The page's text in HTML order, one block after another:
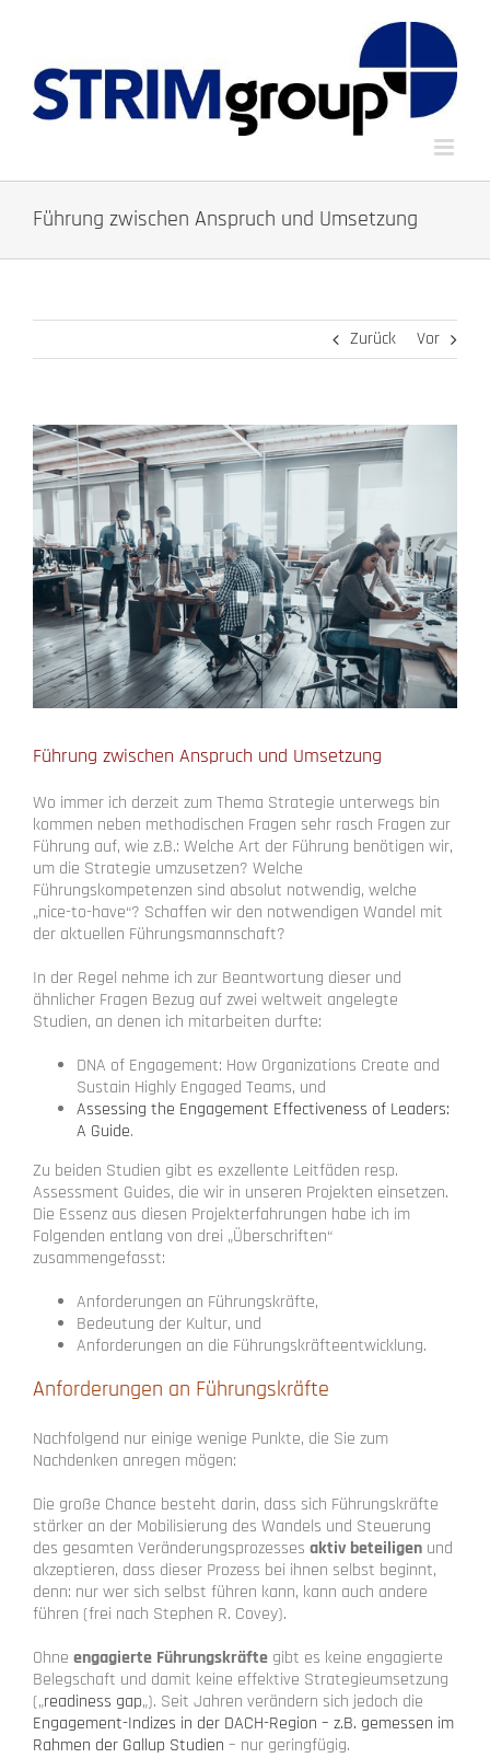
Führung zwischen Anspruch und Umsetzung
Zurück Vor
Führung zwischen Anspruch und Umsetzung
Wo immer ich derzeit zum Thema Strategie unterwegs bin
kommen neben methodischen Fragen sehr rasch Fragen zur
Führung auf, wie z.B.: Welche Art der Führung benötigen wir,
um die Strategie umzusetzen? Welche
Führungskompetenzen sind absolut notwendig, welche
„nice-to-have“? Schaffen wir den notwendigen Wandel mit
der aktuellen Führungsmannschaft?
In der Regel nehme ich zur Beantwortung dieser und
ähnlicher Fragen Bezug auf zwei weltweit angelegte
Studien, an denen ich mitarbeiten durfte:
DNA of Engagement: How Organizations Create and
Sustain Highly Engaged Teams, und
Assessing the Engagement Effectiveness of Leaders:
A Guide.
Zu beiden Studien gibt es exzellente Leitfäden resp.
Assessment Guides, die wir in unseren Projekten einsetzen.
Die Essenz aus diesen Projekterfahrungen habe ich im
Folgenden entlang von drei „Überschriften“
zusammengefasst:
Anforderungen an Führungskräfte,
Bedeutung der Kultur, und
Anforderungen an die Führungskräfteentwicklung.
Anforderungen an Führungskräfte
Nachfolgend nur einige wenige Punkte, die Sie zum
Nachdenken anregen mögen:
Die große Chance besteht darin, dass sich Führungskräfte
stärker an der Mobilisierung des Wandels und Steuerung
des gesamten Veränderungsprozesses aktiv beteiligen und
akzeptieren, dass dieser Prozess bei ihnen selbst beginnt,
denn: nur wer sich selbst führen kann, kann auch andere
führen (frei nach Stephen R. Covey).
Ohne engagierte Führungskräfte gibt es keine engagierte
Belegschaft und damit keine effektive Strategieumsetzung
(„readiness gap„). Seit Jahren verändern sich jedoch die
Engagement-Indizes in der DACH-Region – z.B. gemessen im
Rahmen der Gallup Studien – nur geringfügig.